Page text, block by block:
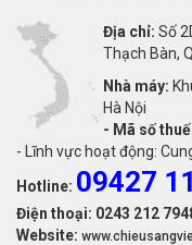
Địa chỉ: Số
Thạch Bàn,
Nhà máy:
Hà Nội
- Mã số
- Lĩnh vực hoạt động:
Hotline: 09427
Điện thoại: 0243 212
Website: